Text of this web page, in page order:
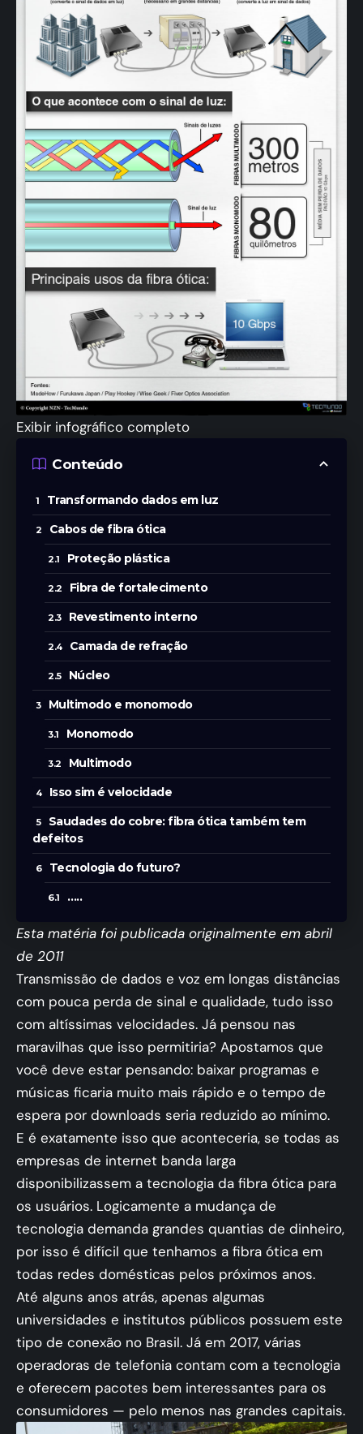
Exibir infográfico completo
Conteúdo
Transformando dados em luz
Cabos de fibra ótica
Proteção plástica
Fibra de fortalecimento
Revestimento interno
Camada de refração
Núcleo
Multimodo e monomodo
Monomodo
Multimodo
Isso sim é velocidade
Saudades do cobre: fibra ótica também tem
defeitos
Tecnologia do futuro?
…..
Esta matéria foi publicada originalmente em abril
de 2011
Transmissão de dados e voz em longas distâncias
com pouca perda de sinal e qualidade, tudo isso
com altíssimas velocidades. Já pensou nas
maravilhas que isso permitiria? Apostamos que
você deve estar pensando: baixar programas e
músicas ficaria muito mais rápido e o tempo de
espera por downloads seria reduzido ao mínimo.
E é exatamente isso que aconteceria, se todas as
empresas de internet banda larga
disponibilizassem a tecnologia da fibra ótica para
os usuários. Logicamente a mudança de
tecnologia demanda grandes quantias de dinheiro,
por isso é difícil que tenhamos a fibra ótica em
todas redes domésticas pelos próximos anos.
Até alguns anos atrás, apenas algumas
universidades e institutos públicos possuem este
tipo de conexão no Brasil. Já em 2017, várias
operadoras de telefonia contam com a tecnologia
e oferecem pacotes bem interessantes para os
consumidores — pelo menos nas grandes capitais.